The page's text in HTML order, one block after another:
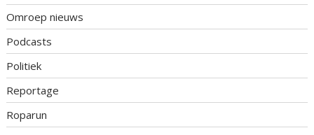
Omroep nieuws
Podcasts
Politiek
Reportage
Roparun